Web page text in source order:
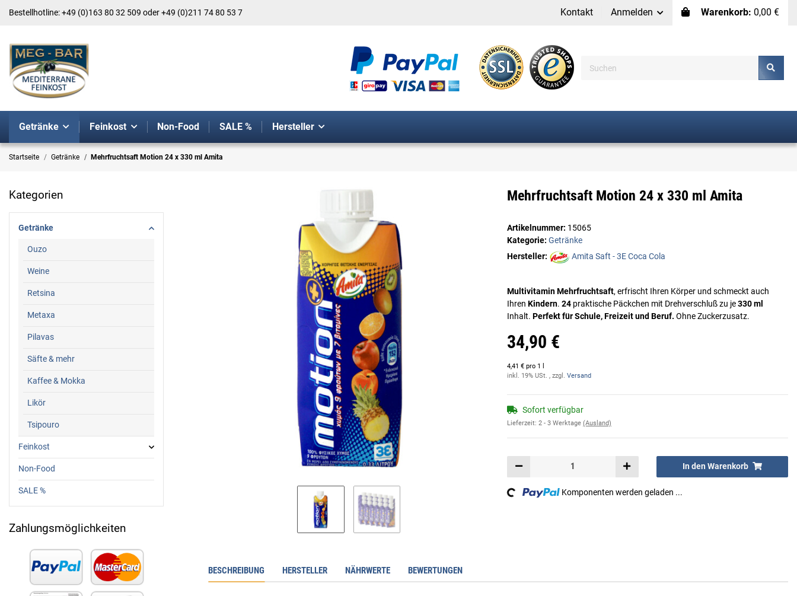
Bestellhotline: +49 (0)163 80 32 509 oder +49 (0)211 74 80 53 7 Kontakt Anmelden Warenkorb: 0,00 €
Getränke Feinkost Non-Food SALE % Hersteller
Startseite Getränke Mehrfruchtsaft Motion 24 x 330 ml Amita
Mehrfruchtsaft Motion 24 x 330 ml Amita
Artikelnummer: 15065
Kategorie: Getränke
Hersteller:
Amita Saft - 3E Coca Cola
MultivitaminMehrfruchtsaft, erfrischt Ihren Körper und schmeckt auch
Ihren Kindern. 24 praktische Päckchen mit Drehverschluß zu je330 ml
Inhalt. Perfekt für Schule, Freizeit und Beruf. Ohne Zuckerzusatz.
34,90 €
4,41 € pro 1 l
inkl. 19% USt. , zzgl. Versand
Sofort verfügbar
Lieferzeit: 2 - 3 Werktage (Ausland)
In den Warenkorb
Loading... Komponenten werden geladen ...
BESCHREIBUNG HERSTELLER NÄHRWERTE BEWERTUNGEN
Kategorien
Getränke
Ouzo
Weine
Retsina
Metaxa
Pilavas
Säfte & mehr
Kaffee & Mokka
Likör
Tsipouro
Feinkost
Non-Food
SALE %
Zahlungsmöglichkeiten